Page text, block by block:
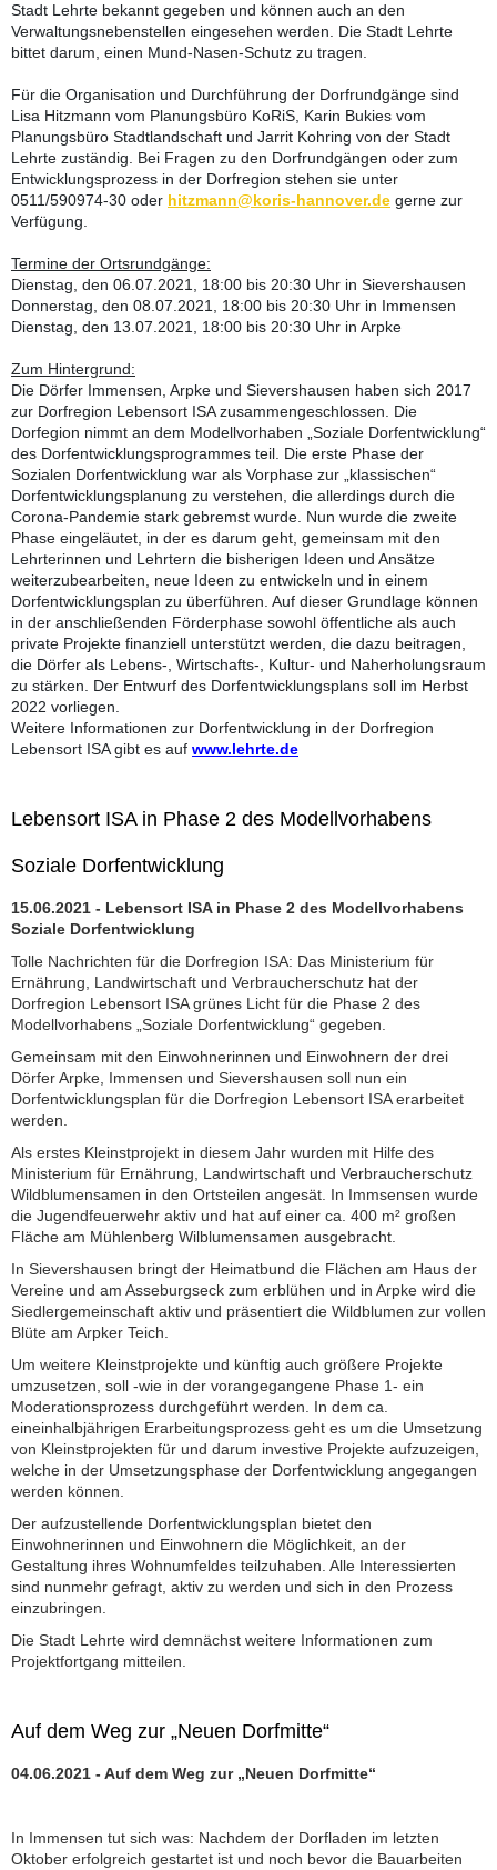
Stadt Lehrte bekannt gegeben und können auch an den
Verwaltungsnebenstellen eingesehen werden. Die Stadt Lehrte
bittet darum, einen Mund-Nasen-Schutz zu tragen.
Für die Organisation und Durchführung der Dorfrundgänge sind
Lisa Hitzmann vom Planungsbüro KoRiS, Karin Bukies vom
Planungsbüro Stadtlandschaft und Jarrit Kohring von der Stadt
Lehrte zuständig. Bei Fragen zu den Dorfrundgängen oder zum
Entwicklungsprozess in der Dorfregion stehen sie unter
0511/590974-30 oder hitzmann@koris-hannover.de gerne zur
Verfügung.
Termine der Ortsrundgänge:
Dienstag, den 06.07.2021, 18:00 bis 20:30 Uhr in Sievershausen
Donnerstag, den 08.07.2021, 18:00 bis 20:30 Uhr in Immensen
Dienstag, den 13.07.2021, 18:00 bis 20:30 Uhr in Arpke
Zum Hintergrund:
Die Dörfer Immensen, Arpke und Sievershausen haben sich 2017
zur Dorfregion Lebensort ISA zusammengeschlossen. Die
Dorfegion nimmt an dem Modellvorhaben „Soziale Dorfentwicklung“
des Dorfentwicklungsprogrammes teil. Die erste Phase der
Sozialen Dorfentwicklung war als Vorphase zur „klassischen“
Dorfentwicklungsplanung zu verstehen, die allerdings durch die
Corona-Pandemie stark gebremst wurde. Nun wurde die zweite
Phase eingeläutet, in der es darum geht, gemeinsam mit den
Lehrterinnen und Lehrtern die bisherigen Ideen und Ansätze
weiterzubearbeiten, neue Ideen zu entwickeln und in einem
Dorfentwicklungsplan zu überführen. Auf dieser Grundlage können
in der anschließenden Förderphase sowohl öffentliche als auch
private Projekte finanziell unterstützt werden, die dazu beitragen,
die Dörfer als Lebens-, Wirtschafts-, Kultur- und Naherholungsraum
zu stärken. Der Entwurf des Dorfentwicklungsplans soll im Herbst
2022 vorliegen.
Weitere Informationen zur Dorfentwicklung in der Dorfregion
Lebensort ISA gibt es auf www.lehrte.de
Lebensort ISA in Phase 2 des Modellvorhabens
Soziale Dorfentwicklung
15.06.2021 - Lebensort ISA in Phase 2 des Modellvorhabens
Soziale Dorfentwicklung
Tolle Nachrichten für die Dorfregion ISA: Das Ministerium für
Ernährung, Landwirtschaft und Verbraucherschutz hat der
Dorfregion Lebensort ISA grünes Licht für die Phase 2 des
Modellvorhabens „Soziale Dorfentwicklung“ gegeben.
Gemeinsam mit den Einwohnerinnen und Einwohnern der drei
Dörfer Arpke, Immensen und Sievershausen soll nun ein
Dorfentwicklungsplan für die Dorfregion Lebensort ISA erarbeitet
werden.
Als erstes Kleinstprojekt in diesem Jahr wurden mit Hilfe des
Ministerium für Ernährung, Landwirtschaft und Verbraucherschutz
Wildblumensamen in den Ortsteilen angesät. In Immsensen wurde
die Jugendfeuerwehr aktiv und hat auf einer ca. 400 m² großen
Fläche am Mühlenberg Wilblumensamen ausgebracht.
In Sievershausen bringt der Heimatbund die Flächen am Haus der
Vereine und am Asseburgseck zum erblühen und in Arpke wird die
Siedlergemeinschaft aktiv und präsentiert die Wildblumen zur vollen
Blüte am Arpker Teich.
Um weitere Kleinstprojekte und künftig auch größere Projekte
umzusetzen, soll -wie in der vorangegangene Phase 1- ein
Moderationsprozess durchgeführt werden. In dem ca.
eineinhalbjährigen Erarbeitungsprozess geht es um die Umsetzung
von Kleinstprojekten für und darum investive Projekte aufzuzeigen,
welche in der Umsetzungsphase der Dorfentwicklung angegangen
werden können.
Der aufzustellende Dorfentwicklungsplan bietet den
Einwohnerinnen und Einwohnern die Möglichkeit, an der
Gestaltung ihres Wohnumfeldes teilzuhaben. Alle Interessierten
sind nunmehr gefragt, aktiv zu werden und sich in den Prozess
einzubringen.
Die Stadt Lehrte wird demnächst weitere Informationen zum
Projektfortgang mitteilen.
Auf dem Weg zur „Neuen Dorfmitte“
04.06.2021 - Auf dem Weg zur „Neuen Dorfmitte“
In Immensen tut sich was: Nachdem der Dorfladen im letzten
Oktober erfolgreich gestartet ist und noch bevor die Bauarbeiten